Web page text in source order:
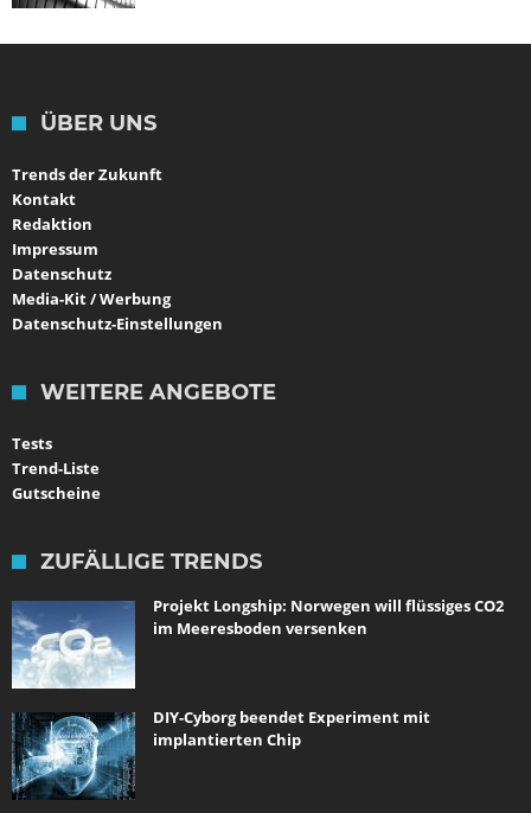
ÜBER UNS
Trends der Zukunft
Kontakt
Redaktion
Impressum
Datenschutz
Media-Kit / Werbung
Datenschutz-Einstellungen
WEITERE ANGEBOTE
Tests
Trend-Liste
Gutscheine
ZUFÄLLIGE TRENDS
Projekt Longship: Norwegen will flüssiges CO2
im Meeresboden versenken
DIY-Cyborg beendet Experiment mit
implantierten Chip